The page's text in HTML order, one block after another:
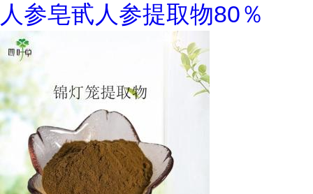
人参皂甙人参提取物80％